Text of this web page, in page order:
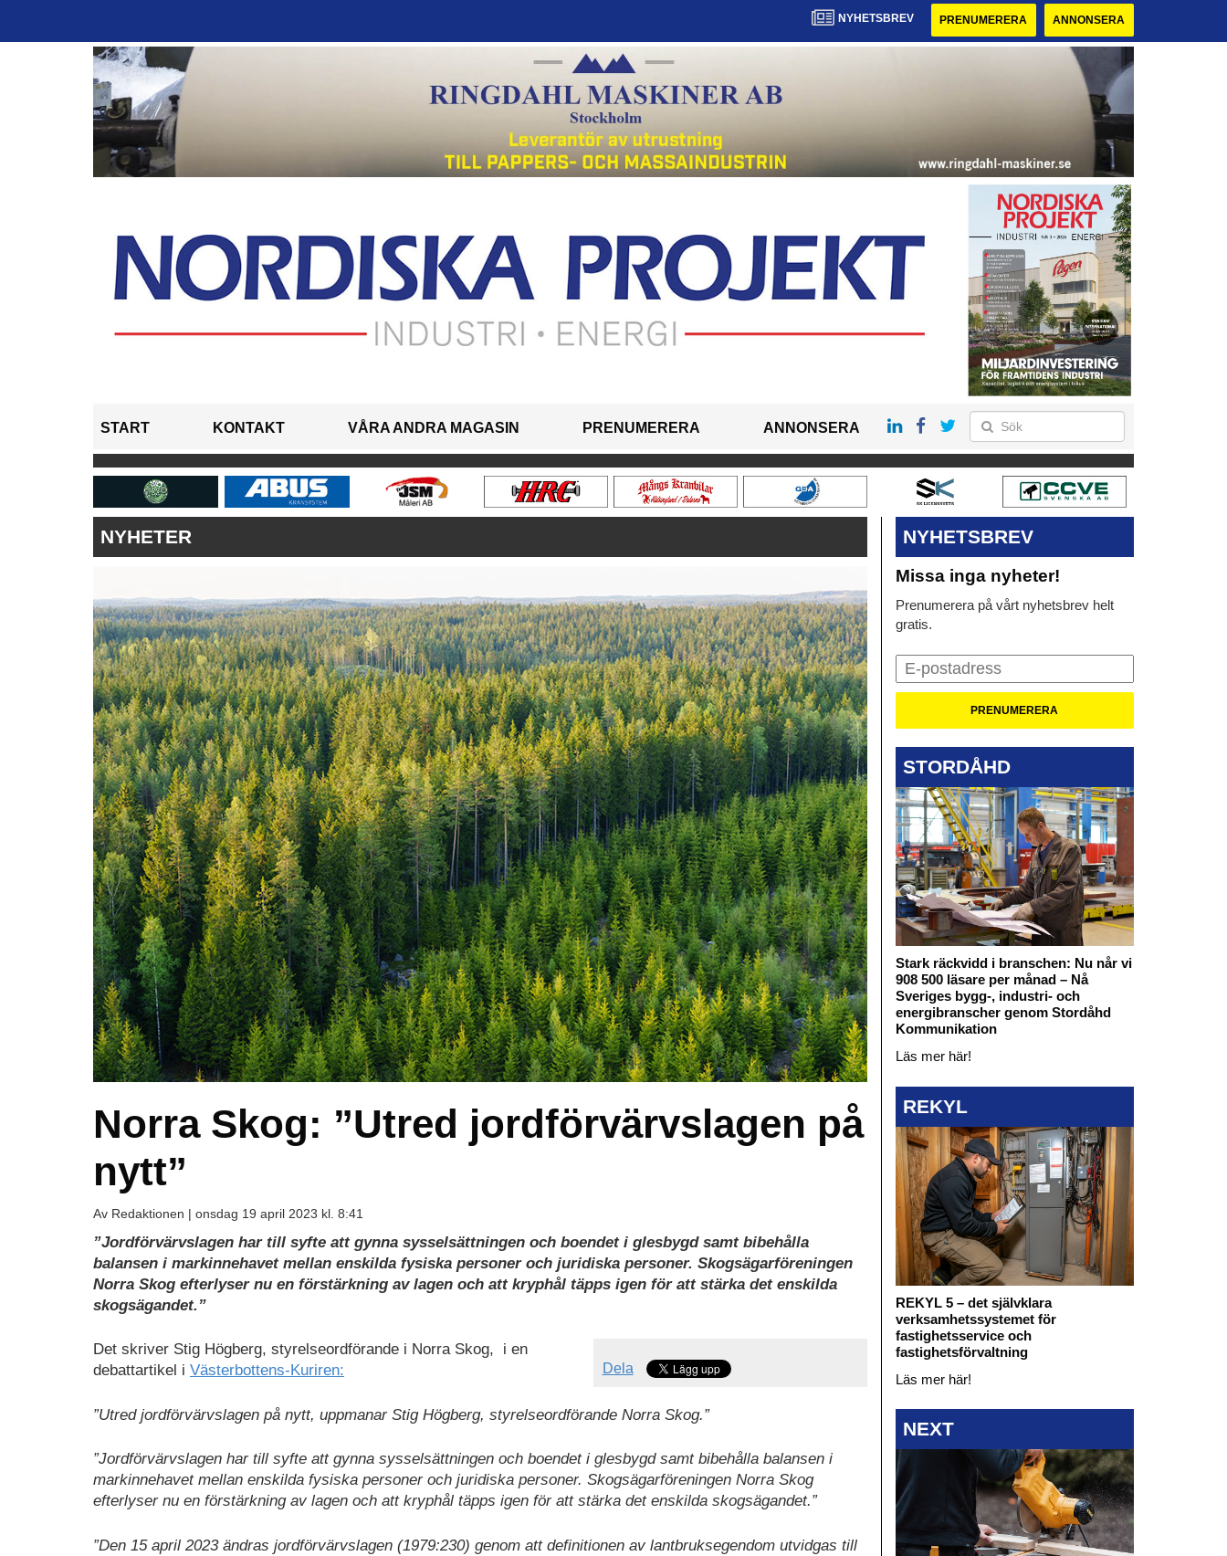
NYHETSBREV PRENUMERERA ANNONSERA
START KONTAKT VÅRA ANDRA MAGASIN PRENUMERERA ANNONSERA
NYHETER
Norra Skog: ”Utred jordförvärvslagen på
nytt”
Av Redaktionen | onsdag 19 april 2023 kl. 8:41
”Jordförvärvslagen har till syfte att gynna sysselsättningen och boendet i glesbygd samt bibehålla
balansen i markinnehavet mellan enskilda fysiska personer och juridiska personer. Skogsägarföreningen
Norra Skog efterlyser nu en förstärkning av lagen och att kryphål täpps igen för att stärka det enskilda
skogsägandet.”
Dela
Det skriver Stig Högberg, styrelseordförande i Norra Skog, i en
debattartikel i Västerbottens-Kuriren:
”Utred jordförvärvslagen på nytt, uppmanar Stig Högberg, styrelseordförande Norra Skog.”
”Jordförvärvslagen har till syfte att gynna sysselsättningen och boendet i glesbygd samt bibehålla balansen i
markinnehavet mellan enskilda fysiska personer och juridiska personer. Skogsägarföreningen Norra Skog
efterlyser nu en förstärkning av lagen och att kryphål täpps igen för att stärka det enskilda skogsägandet.”
”Den 15 april 2023 ändras jordförvärvslagen (1979:230) genom att definitionen av lantbruksegendom utvidgas till
NYHETSBREV
Missa inga nyheter!
Prenumerera på vårt nyhetsbrev helt
gratis.
STORDÅHD
Stark räckvidd i branschen: Nu når vi
908 500 läsare per månad – Nå
Sveriges bygg-, industri- och
energibranscher genom Stordåhd
Kommunikation
Läs mer här!
REKYL
REKYL 5 – det självklara
verksamhetssystemet för
fastighetsservice och
fastighetsförvaltning
Läs mer här!
NEXT